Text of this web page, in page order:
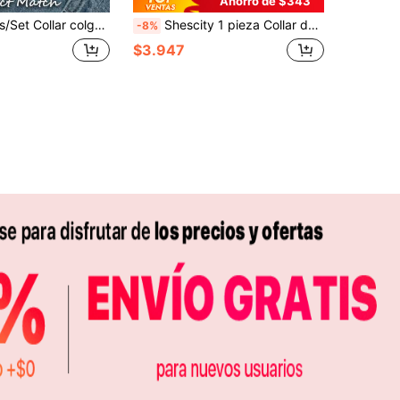
para mujer, collar de perlas falsas, adecuado para uso diario y regalo de vacaciones -8% Shescity 1 pieza Collar de circonita de lujo y colorido, collar gargantilla versátil y de moda, adecuado para uso diario y de fiesta de mujeres
$3.947
APP